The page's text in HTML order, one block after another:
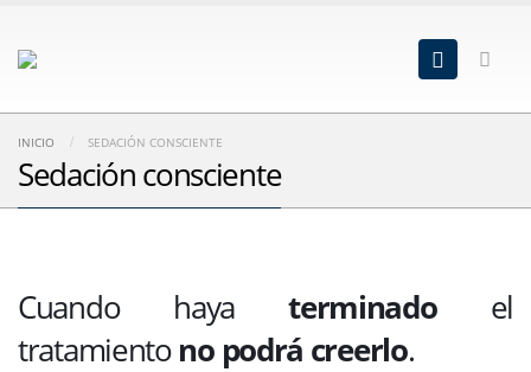
INICIO SEDACIÓN CONSCIENTE
Sedación consciente
Cuando hayaterminadoel
tratamientono podrá creerlo.